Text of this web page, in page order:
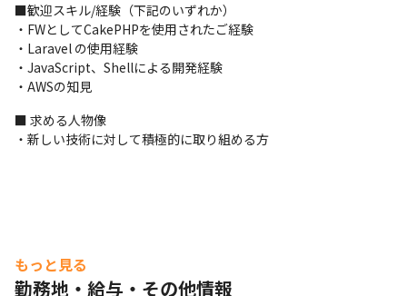
■歓迎スキル/経験（下記のいずれか）
・FWとしてCakePHPを使用されたご経験
・Laravel の使用経験
・JavaScript、Shellによる開発経験
・AWSの知見
■ 求める人物像
・新しい技術に対して積極的に取り組める方
もっと見る
勤務地・給与・その他情報